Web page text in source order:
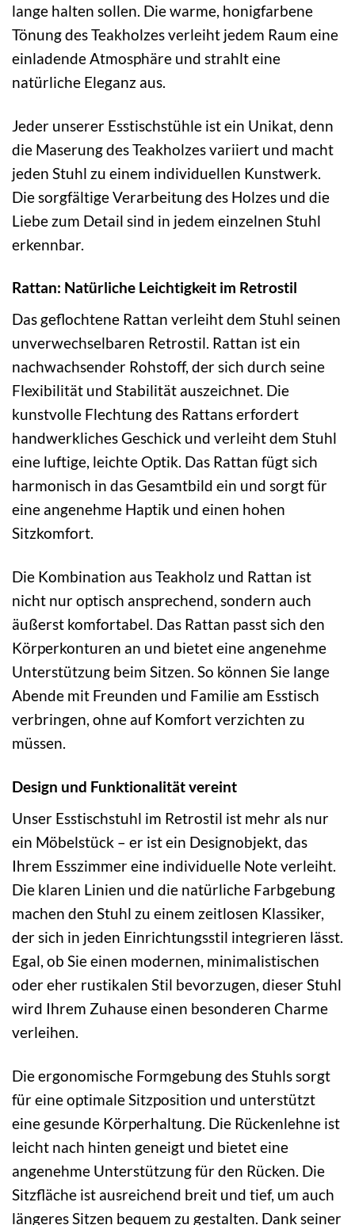
lange halten sollen. Die warme, honigfarbene
Tönung des Teakholzes verleiht jedem Raum eine
einladende Atmosphäre und strahlt eine
natürliche Eleganz aus.
Jeder unserer Esstischstühle ist ein Unikat, denn
die Maserung des Teakholzes variiert und macht
jeden Stuhl zu einem individuellen Kunstwerk.
Die sorgfältige Verarbeitung des Holzes und die
Liebe zum Detail sind in jedem einzelnen Stuhl
erkennbar.
Rattan: Natürliche Leichtigkeit im Retrostil
Das geflochtene Rattan verleiht dem Stuhl seinen
unverwechselbaren Retrostil. Rattan ist ein
nachwachsender Rohstoff, der sich durch seine
Flexibilität und Stabilität auszeichnet. Die
kunstvolle Flechtung des Rattans erfordert
handwerkliches Geschick und verleiht dem Stuhl
eine luftige, leichte Optik. Das Rattan fügt sich
harmonisch in das Gesamtbild ein und sorgt für
eine angenehme Haptik und einen hohen
Sitzkomfort.
Die Kombination aus Teakholz und Rattan ist
nicht nur optisch ansprechend, sondern auch
äußerst komfortabel. Das Rattan passt sich den
Körperkonturen an und bietet eine angenehme
Unterstützung beim Sitzen. So können Sie lange
Abende mit Freunden und Familie am Esstisch
verbringen, ohne auf Komfort verzichten zu
müssen.
Design und Funktionalität vereint
Unser Esstischstuhl im Retrostil ist mehr als nur
ein Möbelstück – er ist ein Designobjekt, das
Ihrem Esszimmer eine individuelle Note verleiht.
Die klaren Linien und die natürliche Farbgebung
machen den Stuhl zu einem zeitlosen Klassiker,
der sich in jeden Einrichtungsstil integrieren lässt.
Egal, ob Sie einen modernen, minimalistischen
oder eher rustikalen Stil bevorzugen, dieser Stuhl
wird Ihrem Zuhause einen besonderen Charme
verleihen.
Die ergonomische Formgebung des Stuhls sorgt
für eine optimale Sitzposition und unterstützt
eine gesunde Körperhaltung. Die Rückenlehne ist
leicht nach hinten geneigt und bietet eine
angenehme Unterstützung für den Rücken. Die
Sitzfläche ist ausreichend breit und tief, um auch
längeres Sitzen bequem zu gestalten. Dank seiner